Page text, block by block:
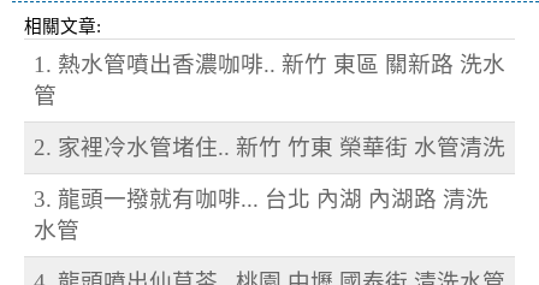
相關文章:
1. 熱水管噴出香濃咖啡.. 新竹 東區 關新路 洗水
管
2. 家裡冷水管堵住.. 新竹 竹東 榮華街 水管清洗
3. 龍頭一撥就有咖啡... 台北 內湖 內湖路 清洗
水管